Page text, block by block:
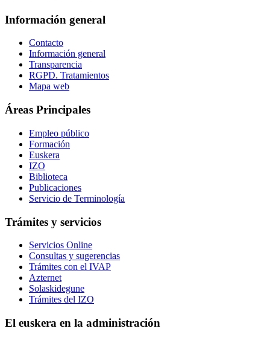
Información general
Contacto
Información general
Transparencia
RGPD. Tratamientos
Mapa web
Áreas Principales
Empleo público
Formación
Euskera
IZO
Biblioteca
Publicaciones
Servicio de Terminología
Trámites y servicios
Servicios Online
Consultas y sugerencias
Trámites con el IVAP
Azternet
Solaskidegune
Trámites del IZO
El euskera en la administración